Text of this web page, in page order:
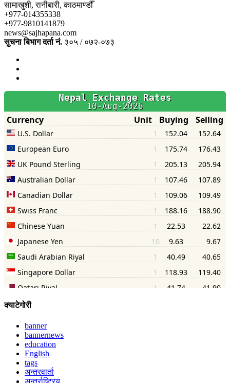
सामाखुशी, रानीबारी, काठमाण्डौँ
+977-014355338
+977-9810141879
news@sajhapana.com
सुचना बिभाग दर्ता नं. ३०५ / ०७२-०७३
क्याटेगोरी
banner
bannernews
education
English
tags
अन्तरवार्ता
अन्तर्राष्ट्रिय